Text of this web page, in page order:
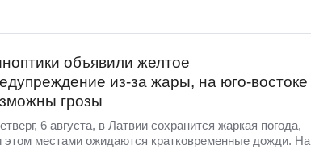
объявили желтое
из-за жары, на юго-востоке
грозы
6 августа, в Латвии сохранится жаркая погода,
этом местами ожидаются кратковременные дожди. На